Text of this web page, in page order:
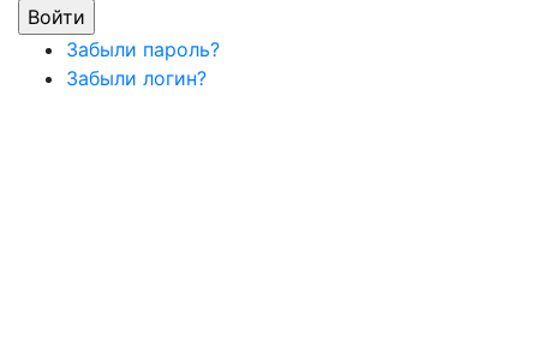
Забыли пароль?
Забыли логин?